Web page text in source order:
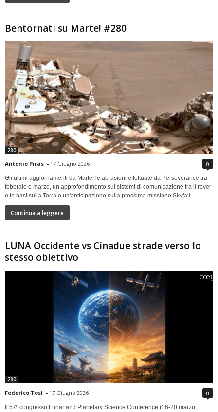
Bentornati su Marte! #280
280
Antonio Piras - 17 Giugno 2026 0
Gli ultimi aggiornamenti da Marte: le abrasioni effettuate da Perseverance tra
febbraio e marzo, un approfondimento sui sistemi di comunicazione tra il rover
e le basi sulla Terra e un'anticipazione sulla prossima missione Skyfall
Continua a leggere
LUNA Occidente vs Cinadue strade verso lo
stesso obiettivo
280
Federico Tosi - 17 Giugno 2026 0
Il 57º congresso Lunar and Planetary Science Conference (16-20 marzo,